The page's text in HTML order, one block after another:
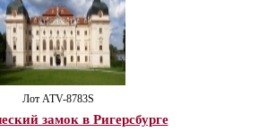
Лот ATV-8783S
замок в Ригерсбурге